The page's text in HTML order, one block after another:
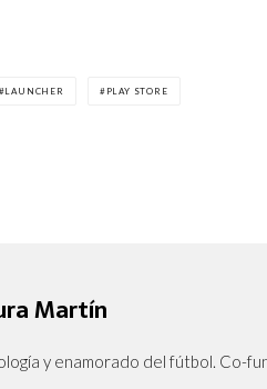
LAUNCHER PLAY STORE
Martín
y enamorado del fútbol. Co-